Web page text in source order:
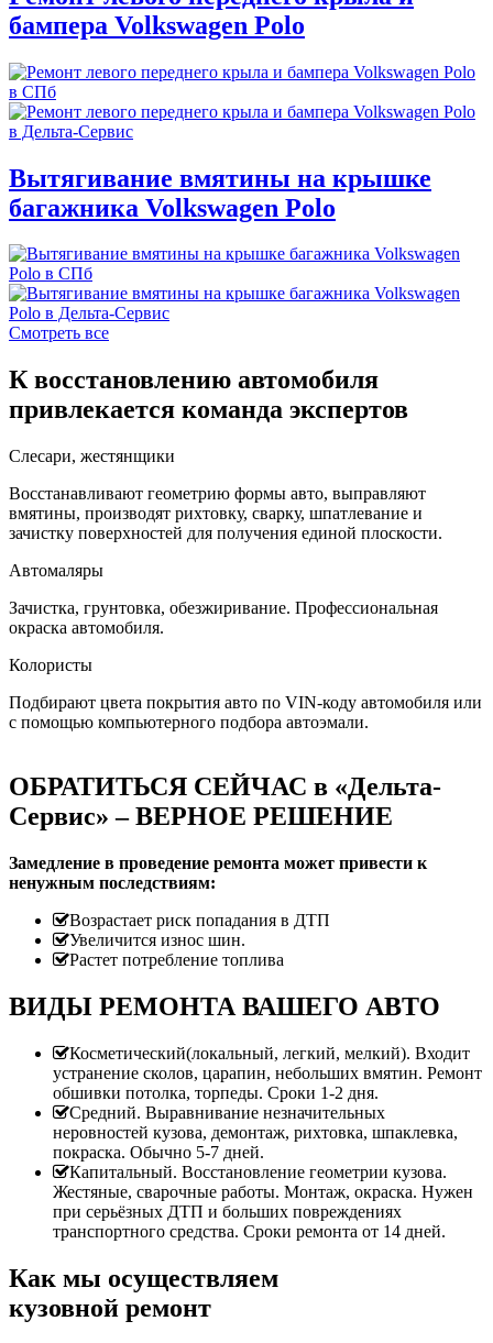
бампера Volkswagen Polo
Вытягивание вмятины на крышке
багажника Volkswagen Polo
Смотреть все
К восстановлению автомобиля
привлекается команда экспертов
Слесари, жестянщики
Восстанавливают геометрию формы авто, выправляют
вмятины, производят рихтовку, сварку, шпатлевание и
зачистку поверхностей для получения единой плоскости.
Автомаляры
Зачистка, грунтовка, обезжиривание. Профессиональная
окраска автомобиля.
Колористы
Подбирают цвета покрытия авто по VIN-коду автомобиля или
с помощью компьютерного подбора автоэмали.
ОБРАТИТЬСЯ СЕЙЧАС в «Дельта-
Сервис» – ВЕРНОЕ РЕШЕНИЕ
Замедление в проведение ремонта может привести к
ненужным последствиям:
Возрастает риск попадания в ДТП
Увеличится износ шин.
Растет потребление топлива
ВИДЫ РЕМОНТА ВАШЕГО АВТО
Косметический(локальный, легкий, мелкий). Входит
устранение сколов, царапин, небольших вмятин. Ремонт
обшивки потолка, торпеды. Сроки 1-2 дня.
Средний. Выравнивание незначительных
неровностей кузова, демонтаж, рихтовка, шпаклевка,
покраска. Обычно 5-7 дней.
Капитальный. Восстановление геометрии кузова.
Жестяные, сварочные работы. Монтаж, окраска. Нужен
при серьёзных ДТП и больших повреждениях
транспортного средства. Сроки ремонта от 14 дней.
Как мы осуществляем
кузовной ремонт